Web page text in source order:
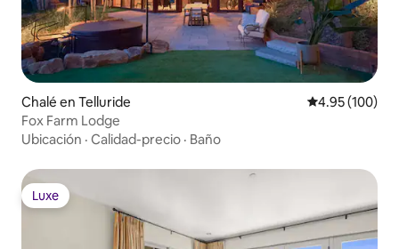
Chalé en Telluride Calificación
4.95 (100)
Fox Farm Lodge
Ubicación · Calidad-precio · Baño
Luxe
Luxe